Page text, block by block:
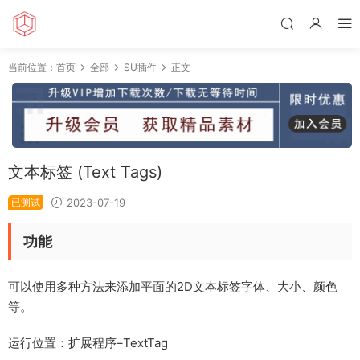
当前位置： 首页 全部 SU插件 正文
文本标签 (Text Tags)
已测试 2023-07-19
功能
可以使用多种方法来添加平面的2D文本标签字体、大小、颜色
等。
运行位置：扩展程序–TextTag